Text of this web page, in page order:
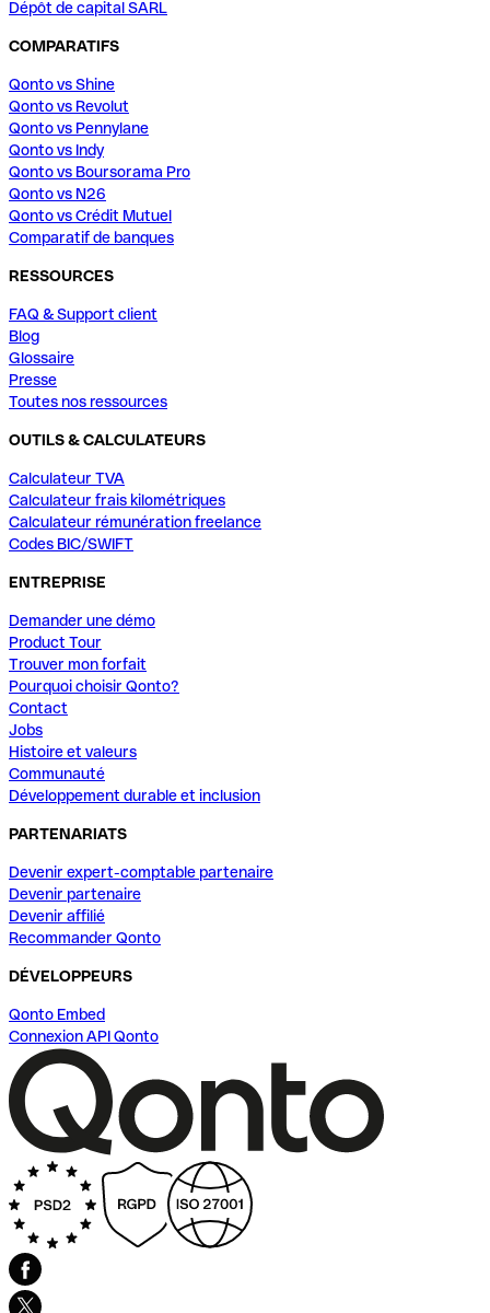
Dépôt de capital SARL
COMPARATIFS
Qonto vs Shine
Qonto vs Revolut
Qonto vs Pennylane
Qonto vs Indy
Qonto vs Boursorama Pro
Qonto vs N26
Qonto vs Crédit Mutuel
Comparatif de banques
RESSOURCES
FAQ & Support client
Blog
Glossaire
Presse
Toutes nos ressources
OUTILS & CALCULATEURS
Calculateur TVA
Calculateur frais kilométriques
Calculateur rémunération freelance
Codes BIC/SWIFT
ENTREPRISE
Demander une démo
Product Tour
Trouver mon forfait
Pourquoi choisir Qonto?
Contact
Jobs
Histoire et valeurs
Communauté
Développement durable et inclusion
PARTENARIATS
Devenir expert-comptable partenaire
Devenir partenaire
Devenir affilié
Recommander Qonto
DÉVELOPPEURS
Qonto Embed
Connexion API Qonto